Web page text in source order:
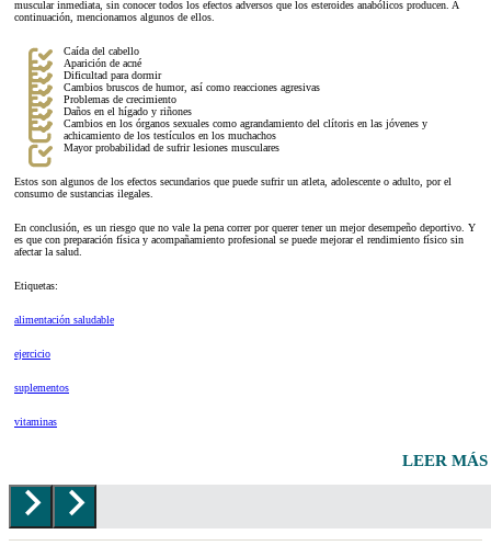
muscular inmediata, sin conocer todos los efectos adversos que los esteroides anabólicos producen. A
continuación, mencionamos algunos de ellos.
Caída del cabello
Aparición de acné
Dificultad para dormir
Cambios bruscos de humor, así como reacciones agresivas
Problemas de crecimiento
Daños en el hígado y riñones
Cambios en los órganos sexuales como agrandamiento del clítoris en las jóvenes y
achicamiento de los testículos en los muchachos
Mayor probabilidad de sufrir lesiones musculares
Estos son algunos de los efectos secundarios que puede sufrir un atleta, adolescente o adulto, por el
consumo de sustancias ilegales.
En conclusión, es un riesgo que no vale la pena correr por querer tener un mejor desempeño deportivo. Y
es que con preparación física y acompañamiento profesional se puede mejorar el rendimiento físico sin
afectar la salud.
Etiquetas:
alimentación saludable
ejercicio
suplementos
vitaminas
LEER